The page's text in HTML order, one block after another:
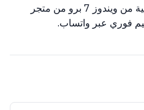
يمكنك الحصول على نسخة أصلية من ويندوز 7 برو من متجر